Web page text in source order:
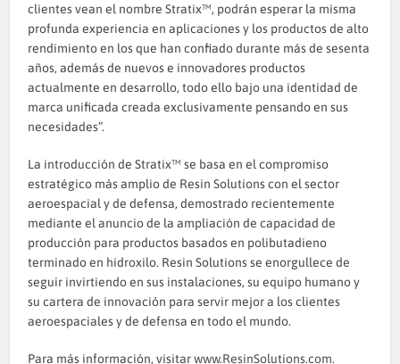
clientes vean el nombre Stratix™, podrán esperar la misma
profunda experiencia en aplicaciones y los productos de alto
rendimiento en los que han confiado durante más de sesenta
años, además de nuevos e innovadores productos
actualmente en desarrollo, todo ello bajo una identidad de
marca unificada creada exclusivamente pensando en sus
necesidades”.
La introducción de Stratix™ se basa en el compromiso
estratégico más amplio de Resin Solutions con el sector
aeroespacial y de defensa, demostrado recientemente
mediante el anuncio de la ampliación de capacidad de
producción para productos basados en polibutadieno
terminado en hidroxilo. Resin Solutions se enorgullece de
seguir invirtiendo en sus instalaciones, su equipo humano y
su cartera de innovación para servir mejor a los clientes
aeroespaciales y de defensa en todo el mundo.
Para más información, visitarwww.ResinSolutions.com.